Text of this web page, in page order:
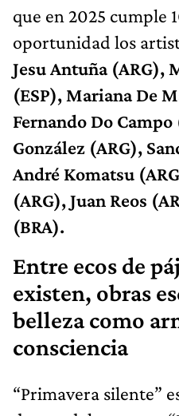
que en 2025 cumple
oportunidad los
Jesu Antuña (ARG),
(ESP), Mariana De
Fernando Do
González (ARG),
André Komatsu
(ARG), Juan Reos
(BRA).
Entre ecos de
existen, obras
belleza como
consciencia
“Primavera silente”